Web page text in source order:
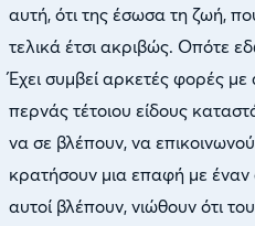
αυτή, ότι της έσωσα τη ζωή,
τελικά έτσι ακριβώς. Οπότε
Έχει συμβεί αρκετές φορές
περνάς τέτοιου είδους
να σε βλέπουν, να
κρατήσουν μια επαφή με
αυτοί βλέπουν, νιώθουν ότι